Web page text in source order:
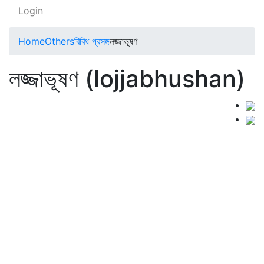
Login
HomeOthersবিবিধ প্রসঙ্গলজ্জাভূষণ
লজ্জাভূষণ (lojjabhushan)